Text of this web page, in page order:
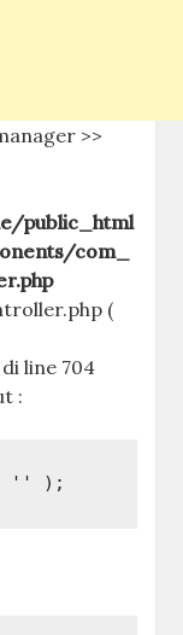
>>
public_html
com_
(
line 704
:
'' );